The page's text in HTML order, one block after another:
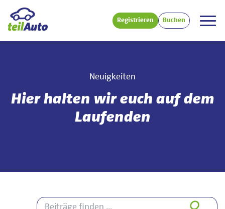
Registrieren Buchen
Neuigkeiten
Hier halten wir euch auf dem
Laufenden